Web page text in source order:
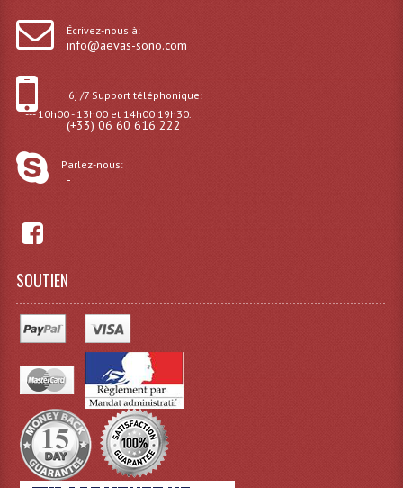
Lampes Dichroique
Lampes Leds
Lyres
Panneaux, Piste Danse À Leds
Petit Effets Lumineux
Projecteur De Gobo
Projecteur Extérieur Multifaisceaux
Écrivez-nous à:
info@aevas-sono.com
6j /7 Support téléphonique:
--- 10h00 - 13h00 et 14h00 19h30.
(+33) 06 60 616 222
Parlez-nous:
-
SOUTIEN